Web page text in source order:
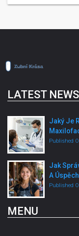
LATEST NEWS
Jaký Je
Published
Jak
A Úspěch
Published
MENU